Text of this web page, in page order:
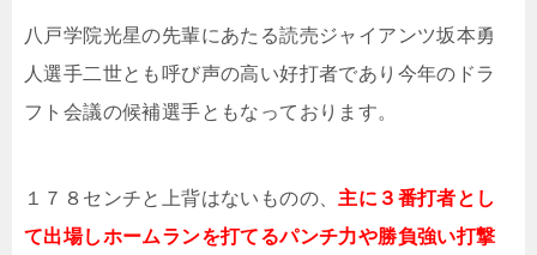
八戸学院光星の先輩にあたる読売ジャイアンツ坂本勇
人選手二世とも呼び声の高い好打者であり今年のドラ
フト会議の候補選手ともなっております。
１７８センチと上背はないものの、 主に３番打者とし
て出場しホームランを打てるパンチ力や勝負強い打撃